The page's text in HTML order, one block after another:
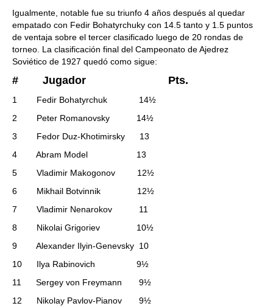
Igualmente, notable fue su triunfo 4 años después al quedar
empatado con Fedir Bohatyrchuky con 14.5 tanto y 1.5 puntos
de ventaja sobre el tercer clasificado luego de 20 rondas de
torneo. La clasificación final del Campeonato de Ajedrez
Soviético de 1927 quedó como sigue:
# Jugador Pts.
1 Fedir Bohatyrchuk 14½
2 Peter Romanovsky 14½
3 Fedor Duz-Khotimirsky 13
4 Abram Model 13
5 Vladimir Makogonov 12½
6 Mikhail Botvinnik 12½
7 Vladimir Nenarokov 11
8 Nikolai Grigoriev 10½
9 Alexander Ilyin-Genevsky 10
10 Ilya Rabinovich 9½
11 Sergey von Freymann 9½
12 Nikolay Pavlov-Pianov 9½